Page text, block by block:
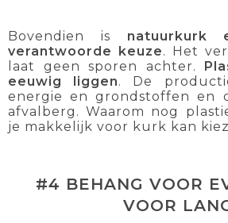
Bovendien is natuurkurk
verantwoorde keuze. Het
laat geen sporen achter.
eeuwig liggen. De
energie en grondstoffen en
afvalberg. Waarom nog
je makkelijk voor kurk kan
#4 BEHANG VOOR
VOOR